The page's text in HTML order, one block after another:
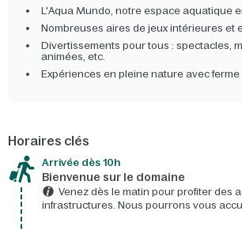
L'Aqua Mundo, notre espace aquatique
Nombreuses aires de jeux intérieures et
Divertissements pour tous : spectacles,
animées, etc.
Expériences en pleine nature avec
Horaires clés
Arrivée dès 10h​
Bienvenue sur le domaine​
Venez dès le matin pour profiter des
infrastructures. Nous pourrons vous